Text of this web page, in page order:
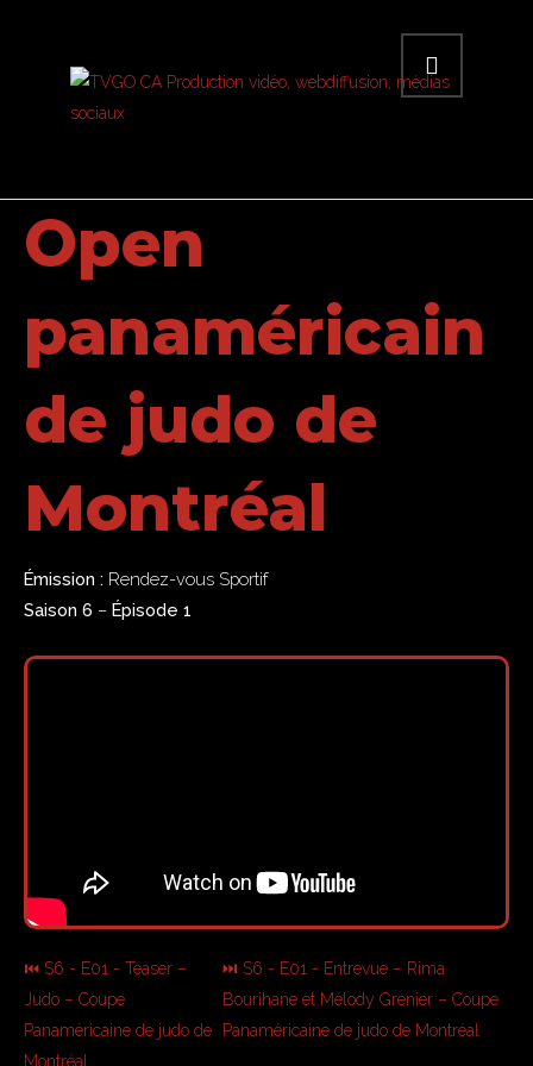
Open
panaméricain
de judo de
Montréal
Émission : Rendez-vous Sportif
Saison 6 – Épisode 1
⏮ S6 - E01 - Teaser –
Judo – Coupe
Panaméricaine de judo de
Montréal
⏭ S6 - E01 - Entrevue – Rima
Bourihane et Mélody Grenier – Coupe
Panaméricaine de judo de Montréal